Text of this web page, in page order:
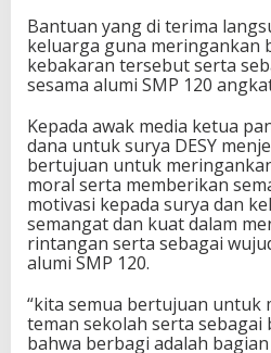
Bantuan yang di terima
keluarga guna meringankan
kebakaran tersebut serta
sesama alumi SMP 120
Kepada awak media ketua
dana untuk surya DESY
bertujuan untuk
moral serta memberikan
motivasi kepada surya dan
semangat dan kuat dalam
rintangan serta sebagai
alumi SMP 120.
“kita semua bertujuan untuk
teman sekolah serta sebagai
bahwa berbagi adalah